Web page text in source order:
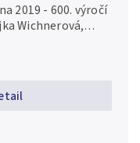
2019 - 600. výročí
Wichnerová,
kvalita Ag 0,925,